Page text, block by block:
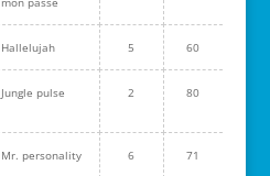
Hallelujah 5 60
Jungle pulse 2 80
Mr. personality 6 71